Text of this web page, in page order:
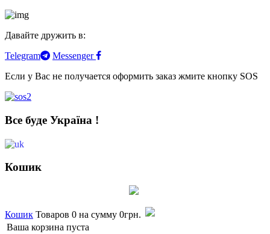
Давайте дружить в:
Telegram
Messenger
Если у Вас не получается оформить заказ жмите кнопку SOS
Все буде Україна !
Кошик
Кошик Товаров 0 на сумму 0грн.
Ваша корзина пуста